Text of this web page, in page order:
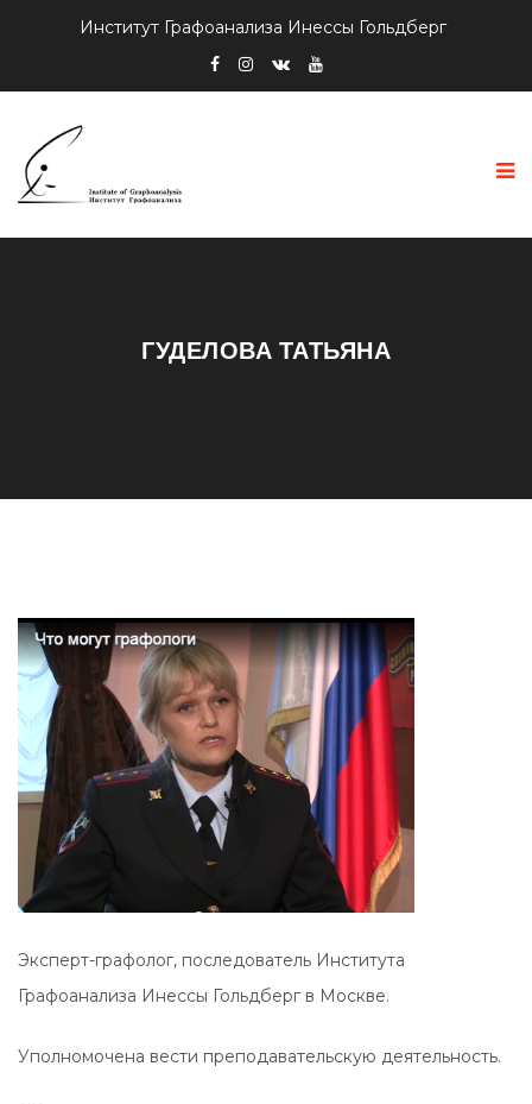
Институт Графоанализа Инессы Гольдберг
ГУДЕЛОВА ТАТЬЯНА
Эксперт-графолог, последователь Института
Графоанализа Инессы Гольдберг в Москве.
Уполномочена вести преподавательскую деятельность.